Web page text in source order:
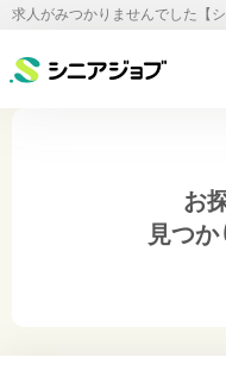
求人がみつかりませんでした【シ
お
見つ